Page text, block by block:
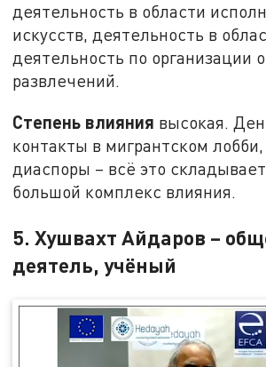
деятельность в области
искусств, деятельность в
деятельность по организации
развлечений.
Степень влияния высокая.
контакты в мигрантском
диаспоры – всё это
большой комплекс влияния.
5. Хушвахт Айдаров –
деятель, учёный